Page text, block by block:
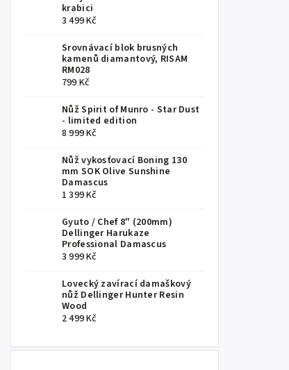
krabici
3 499 Kč
Srovnávací blok brusných
kamenů diamantový, RISAM
RM028
799 Kč
Nůž Spirit of Munro - Star Dust
- limited edition
8 999 Kč
Nůž vykosťovací Boning 130
mm SOK Olive Sunshine
Damascus
1 399 Kč
Gyuto / Chef 8" (200mm)
Dellinger Harukaze
Professional Damascus
3 999 Kč
Lovecký zavírací damaškový
nůž Dellinger Hunter Resin
Wood
2 499 Kč